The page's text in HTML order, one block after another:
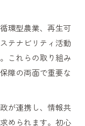
環型農業、再生可
テナビリティ活動
これらの取り組み
障の両面で重要な
が連携し、情報共
められます。初心